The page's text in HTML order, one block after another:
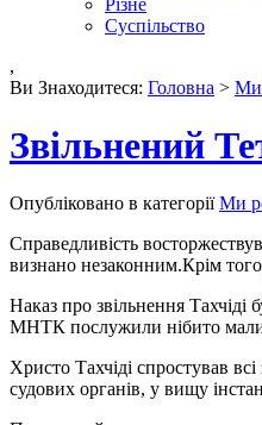
Суспільство
,
Ви Знаходитеся: Головна > Ми
Звільнений
Опубліковано в категоріїМи
Справедливість
визнано незаконним.Крім
Наказ про звільнення
МНТК послужили нібито мали
Христо Тахчіді спростував
судових органів, у вищу